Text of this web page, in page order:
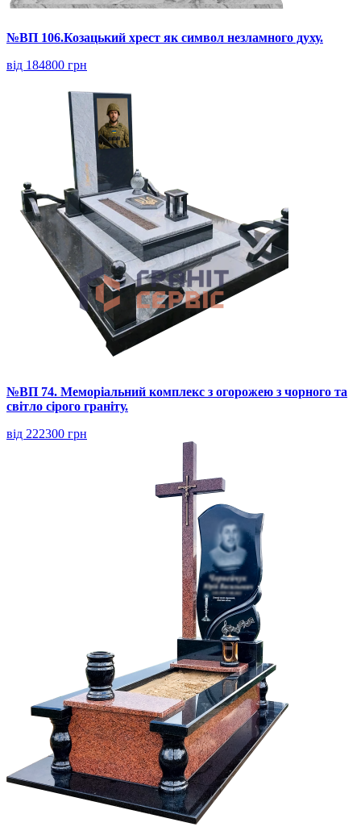
№ВП 106.Козацький хрест як символ незламного духу.
від 184800 грн
№ВП 74. Меморіальний комплекс з огорожею з чорного та
світло сірого граніту.
від 222300 грн